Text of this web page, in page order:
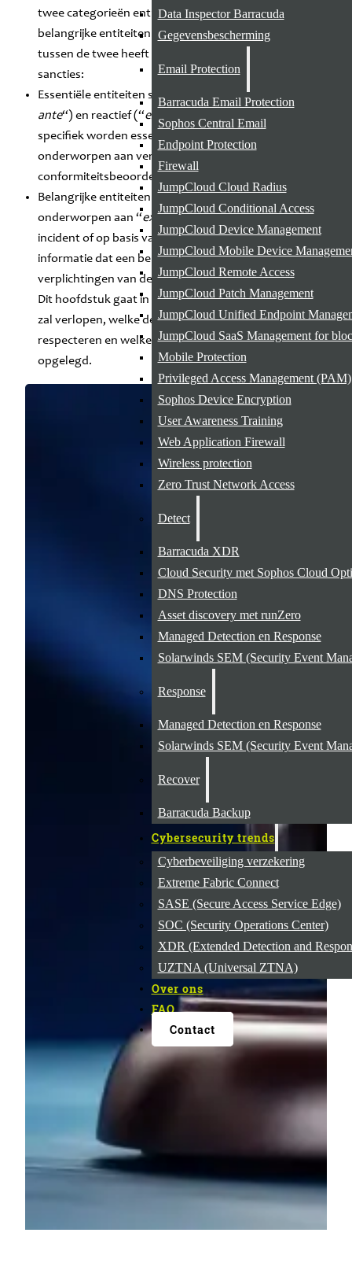
Data Inspector Barracuda
Gegevensbescherming
Email Protection
Barracuda Email Protection
Sophos Central Email
Endpoint Protection
Firewall
JumpCloud Cloud Radius
JumpCloud Conditional Access
JumpCloud Device Management
JumpCloud Mobile Device
JumpCloud Remote Access
JumpCloud Patch Management
JumpCloud Unified Endpoint
JumpCloud SaaS Management for
Mobile Protection
Privileged Access Management (PAM)
Sophos Device Encryption
User Awareness Training
Web Application Firewall
Wireless protection
Zero Trust Network Access
Detect
Barracuda XDR
Cloud Security met Sophos Cloud
DNS Protection
Asset discovery met runZero
Managed Detection en Response
Solarwinds SEM (Security Event
Response
Managed Detection en Response
Solarwinds SEM (Security Event
Recover
Barracuda Backup
Cybersecurity trends
Cyberbeveiliging verzekering
Extreme Fabric Connect
SASE (Secure Access Service Edge)
SOC (Security Operations Center)
XDR (Extended Detection and
UZTNA (Universal ZTNA)
Over ons
FAQ
Contact
twee categorieën entiteiten: essentiële entiteiten en
belangrijke entiteiten. Het belangrijkste verschil
tussen de twee heeft betrekking op toezicht en
sancties:
Essentiële entiteiten staan onder proactief (“
ex-
ante“) en reactief (“ex-post
specifiek worden essentiële entiteiten
onderworpen aan verplichte regelmatige
conformiteitsbeoordelingen.
Belangrijke entiteiten zijn in principe alleen
onderworpen aan “ex-post” toezicht, d.w.z. na een
incident of op basis van bewijzen, aanwijzingen of
informatie dat een belangrijke entiteit de
verplichtingen van de wet niet naleeft.
Dit hoofdstuk gaat in detail in op hoe het toezicht
zal verlopen, welke deadlines entiteiten moeten
respecteren en welke sancties kunnen worden
opgelegd.